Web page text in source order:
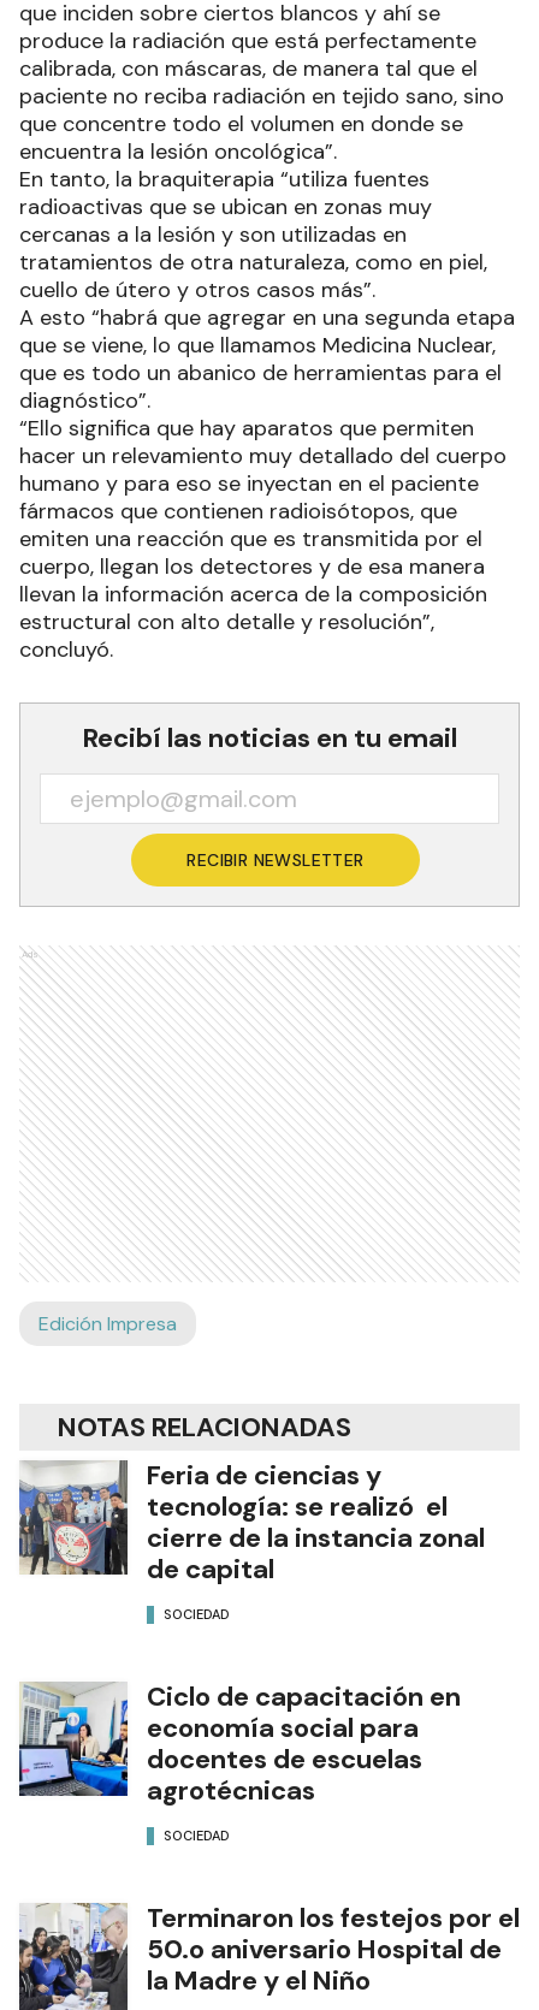
que inciden sobre ciertos blancos y ahí se
produce la radiación que está perfectamente
calibrada, con máscaras, de manera tal que el
paciente no reciba radiación en tejido sano, sino
que concentre todo el volumen en donde se
encuentra la lesión oncológica”.
En tanto, la braquiterapia “utiliza fuentes
radioactivas que se ubican en zonas muy
cercanas a la lesión y son utilizadas en
tratamientos de otra naturaleza, como en piel,
cuello de útero y otros casos más”.
A esto “habrá que agregar en una segunda etapa
que se viene, lo que llamamos Medicina Nuclear,
que es todo un abanico de herramientas para el
diagnóstico”.
“Ello significa que hay aparatos que permiten
hacer un relevamiento muy detallado del cuerpo
humano y para eso se inyectan en el paciente
fármacos que contienen radioisótopos, que
emiten una reacción que es transmitida por el
cuerpo, llegan los detectores y de esa manera
llevan la información acerca de la composición
estructural con alto detalle y resolución”,
concluyó.
Recibí las noticias en tu email
RECIBIR NEWSLETTER
Ads
Edición Impresa
NOTAS RELACIONADAS
Feria de ciencias y
tecnología: se realizó el
cierre de la instancia zonal
de capital
SOCIEDAD
Ciclo de capacitación en
economía social para
docentes de escuelas
agrotécnicas
SOCIEDAD
Terminaron los festejos por el
50.o aniversario Hospital de
la Madre y el Niño